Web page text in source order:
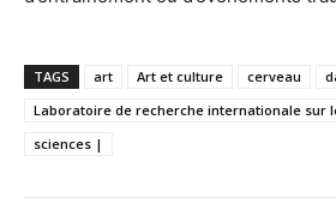
TAGS art Art et culture cerveau
Laboratoire de recherche internationale sur
sciences |